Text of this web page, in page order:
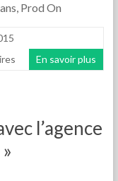
Prod On
En savoir plus
l’agence